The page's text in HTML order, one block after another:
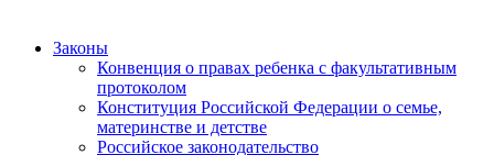
Законы
Конвенция о правах ребенка с факультативным
протоколом
Конституция Российской Федерации о семье,
материнстве и детстве
Российское законодательство